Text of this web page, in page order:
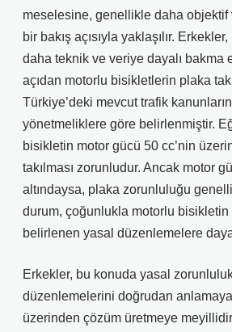
meselesine, genellikle daha objektif
bir bakış açısıyla yaklaşılır.
daha teknik ve veriye dayalı bakma
açıdan motorlu bisikletlerin plaka
Türkiye’deki mevcut trafik
yönetmeliklere göre belirlenmiştir.
bisikletin motor gücü 50 cc’nin
takılması zorunludur. Ancak motor
altındaysa, plaka zorunluluğu
durum, çoğunlukla motorlu
belirlenen yasal düzenlemelere
Erkekler, bu konuda yasal
düzenlemelerini doğrudan
üzerinden çözüm üretmeye